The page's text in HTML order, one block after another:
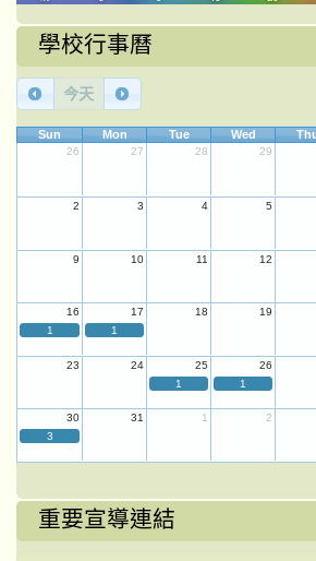
學校行事曆
今天
Sun Mon Tue Wed
26 27 28 29
2 3 4 5
9 10 11 12
16 17 18 19
1
1
23 24 25 26
1
1
30 31 1 2
3
重要宣導連結